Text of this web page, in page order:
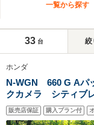
一覧から探す
33 台 絞
ホンダ
N-WGN 660 G A
クカメラ シティブ
スマートキー オー
レスト Bluetooth再
販売店保証 購入プラン付